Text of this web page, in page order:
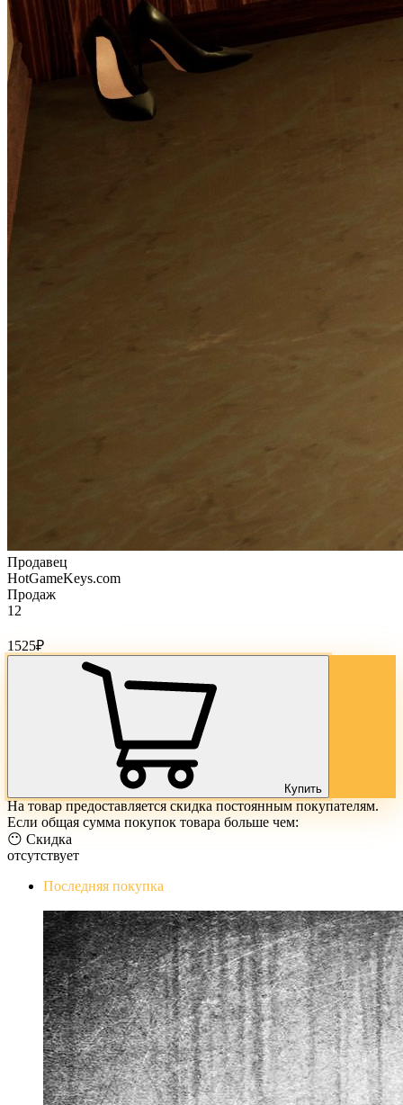
Продавец
HotGameKeys.com
Продаж
12
1525₽
Купить
На товар предоставляется скидка постоянным покупателям.
Если общая сумма покупок товара больше чем:
😶 Скидка
отсутствует
Последняя покупка